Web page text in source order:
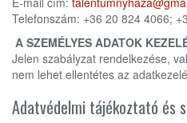
Telefonszám: +36 20 824 4066;
A SZEMÉLYES ADATOK
Jelen szabályzat rendelkezése,
nem lehet ellentétes az
Adatvédelmi tájékoztató és